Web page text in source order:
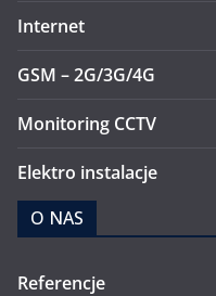
Internet
GSM – 2G/3G/4G
Monitoring CCTV
Elektro instalacje
O NAS
Referencje